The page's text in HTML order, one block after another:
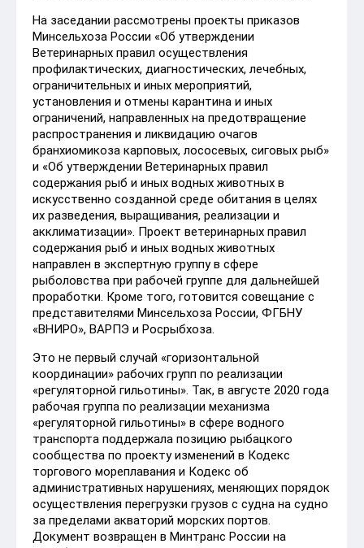
На заседании рассмотрены проекты приказов
Минсельхоза России «Об утверждении
Ветеринарных правил осуществления
профилактических, диагностических, лечебных,
ограничительных и иных мероприятий,
установления и отмены карантина и иных
ограничений, направленных на предотвращение
распространения и ликвидацию очагов
бранхиомикоза карповых, лососевых, сиговых рыб»
и «Об утверждении Ветеринарных правил
содержания рыб и иных водных животных в
искусственно созданной среде обитания в целях
их разведения, выращивания, реализации и
акклиматизации». Проект ветеринарных правил
содержания рыб и иных водных животных
направлен в экспертную группу в сфере
рыболовства при рабочей группе для дальнейшей
проработки. Кроме того, готовится совещание с
представителями Минсельхоза России, ФГБНУ
«ВНИРО», ВАРПЭ и Росрыбхоза.
Это не первый случай «горизонтальной
координации» рабочих групп по реализации
«регуляторной гильотины». Так, в августе 2020 года
рабочая группа по реализации механизма
«регуляторной гильотины» в сфере водного
транспорта поддержала позицию рыбацкого
сообщества по проекту изменений в Кодекс
торгового мореплавания и Кодекс об
административных нарушениях, меняющих порядок
осуществления перегрузки грузов с судна на судно
за пределами акваторий морских портов.
Документ возвращен в Минтранс России на